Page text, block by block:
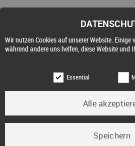
Kauf
Wir nutzen Cookies auf unserer Website. Einige
während andere uns helfen, diese Website und
Essential